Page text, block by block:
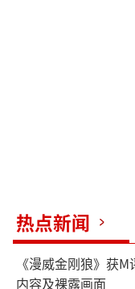
热点新闻
《漫威金刚狼》获
内容及裸露画面